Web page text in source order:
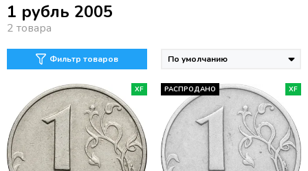
1 рубль 2005
Фильтр товаров
XF РАСПРОДАНО XF